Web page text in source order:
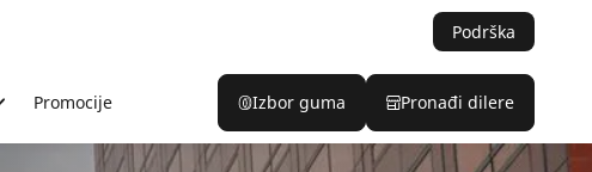
Podrška
Promocije Izbor guma Pronađi dilere